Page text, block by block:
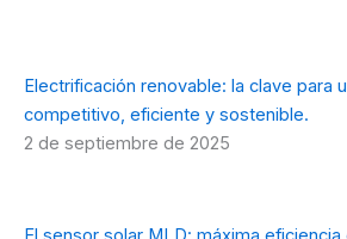
Electrificación renovable: la clave para
competitivo, eficiente y sostenible.
2 de septiembre de 2025